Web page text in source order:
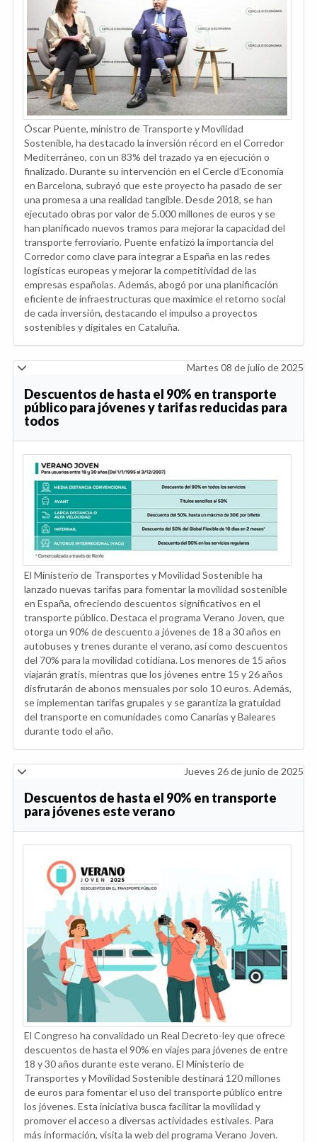
Óscar Puente, ministro de Transporte y Movilidad
Sostenible, ha destacado la inversión récord en el Corredor
Mediterráneo, con un 83% del trazado ya en ejecución o
finalizado. Durante su intervención en el Cercle d’Economía
en Barcelona, subrayó que este proyecto ha pasado de ser
una promesa a una realidad tangible. Desde 2018, se han
ejecutado obras por valor de 5.000 millones de euros y se
han planificado nuevos tramos para mejorar la capacidad del
transporte ferroviario. Puente enfatizó la importancia del
Corredor como clave para integrar a España en las redes
logísticas europeas y mejorar la competitividad de las
empresas españolas. Además, abogó por una planificación
eficiente de infraestructuras que maximice el retorno social
de cada inversión, destacando el impulso a proyectos
sostenibles y digitales en Cataluña.
Martes 08 de julio de 2025
Descuentos de hasta el 90% en transporte
público para jóvenes y tarifas reducidas para
todos
El Ministerio de Transportes y Movilidad Sostenible ha
lanzado nuevas tarifas para fomentar la movilidad sostenible
en España, ofreciendo descuentos significativos en el
transporte público. Destaca el programa Verano Joven, que
otorga un 90% de descuento a jóvenes de 18 a 30 años en
autobuses y trenes durante el verano, así como descuentos
del 70% para la movilidad cotidiana. Los menores de 15 años
viajarán gratis, mientras que los jóvenes entre 15 y 26 años
disfrutarán de abonos mensuales por solo 10 euros. Además,
se implementan tarifas grupales y se garantiza la gratuidad
del transporte en comunidades como Canarias y Baleares
durante todo el año.
Jueves 26 de junio de 2025
Descuentos de hasta el 90% en transporte
para jóvenes este verano
El Congreso ha convalidado un Real Decreto-ley que ofrece
descuentos de hasta el 90% en viajes para jóvenes de entre
18 y 30 años durante este verano. El Ministerio de
Transportes y Movilidad Sostenible destinará 120 millones
de euros para fomentar el uso del transporte público entre
los jóvenes. Esta iniciativa busca facilitar la movilidad y
promover el acceso a diversas actividades estivales. Para
más información, visita la web del programa Verano Joven.